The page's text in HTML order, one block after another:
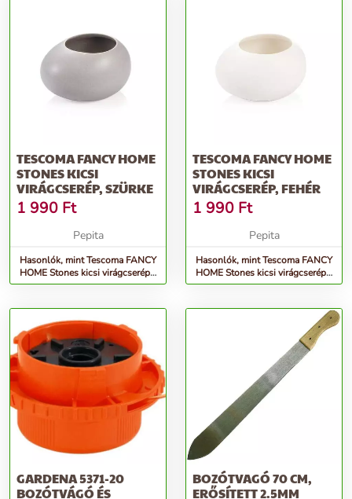
TESCOMA FANCY HOME
STONES KICSI
VIRÁGCSERÉP, SZÜRKE
1 990 Ft
Pepita
Hasonlók, mint Tescoma FANCY
HOME Stones kicsi virágcserép,
szürke
TESCOMA FANCY HOME
STONES KICSI
VIRÁGCSERÉP, FEHÉR
1 990 Ft
Pepita
Hasonlók, mint Tescoma FANCY
HOME Stones kicsi virágcserép,
fehér
GARDENA 5371-20
BOZÓTVÁGÓ ÉS
BOZÓTVAGÓ 70 CM,
ERŐSÍTETT 2.5MM